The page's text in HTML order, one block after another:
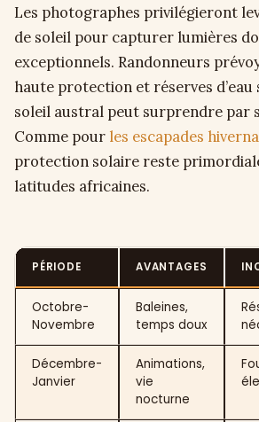
Les photographes privilégieront
de soleil pour capturer lumières
exceptionnels. Randonneurs
haute protection et réserves
soleil austral peut surprendre par
Comme pour les escapades
protection solaire reste
latitudes africaines.
PÉRIODE AVANTAGES
Octobre-
Novembre
Baleines,
temps doux
Décembre-
Janvier
Animations,
vie
nocturne